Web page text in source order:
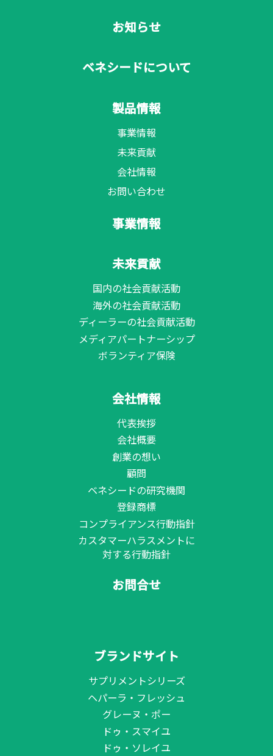
お知らせ
ベネシードについて
製品情報
事業情報
未来貢献
会社情報
お問い合わせ
事業情報
未来貢献
国内の社会貢献活動
海外の社会貢献活動
ディーラーの社会貢献活動
メディアパートナーシップ
ボランティア保険
会社情報
代表挨拶
会社概要
創業の想い
顧問
ベネシードの研究機関
登録商標
コンプライアンス行動指針
カスタマーハラスメントに
対する行動指針
お問合せ
ブランドサイト
サプリメントシリーズ
ヘパーラ・フレッシュ
グレーヌ・ポー
ドゥ・スマイユ
ドゥ・ソレイユ